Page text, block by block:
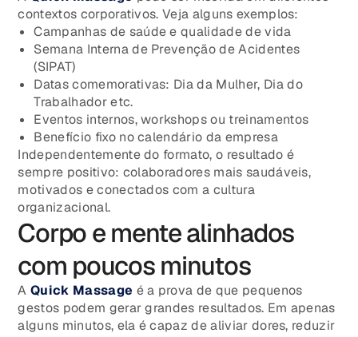
contextos corporativos. Veja alguns exemplos:
Campanhas de saúde e qualidade de vida
Semana Interna de Prevenção de Acidentes
(SIPAT)
Datas comemorativas: Dia da Mulher, Dia do
Trabalhador etc.
Eventos internos, workshops ou treinamentos
Benefício fixo no calendário da empresa
Independentemente do formato, o resultado é
sempre positivo: colaboradores mais saudáveis,
motivados e conectados com a cultura
organizacional.
Corpo e mente alinhados
com poucos minutos
AQuick Massage é a prova de que pequenos
gestos podem gerar grandes resultados. Em apenas
alguns minutos, ela é capaz de aliviar dores, reduzir